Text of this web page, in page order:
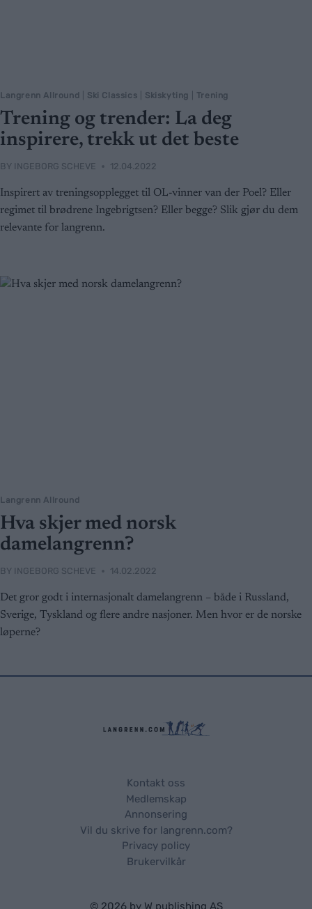
Langrenn Allround Ski Classics Skiskyting Trening
Trening og trender: La deg
inspirere, trekk ut det beste
BY INGEBORG SCHEVE 12.04.2022
Inspirert av treningsopplegget til OL-vinner van der Poel? Eller
regimet til brødrene Ingebrigtsen? Eller begge? Slik gjør du dem
relevante for langrenn.
Langrenn Allround
Hva skjer med norsk
damelangrenn?
BY INGEBORG SCHEVE 14.02.2022
Det gror godt i internasjonalt damelangrenn – både i Russland,
Sverige, Tyskland og flere andre nasjoner. Men hvor er de norske
løperne?
Kontakt oss
Medlemskap
Annonsering
Vil du skrive for langrenn.com?
Privacy policy
Brukervilkår
© 2026 by W publishing AS